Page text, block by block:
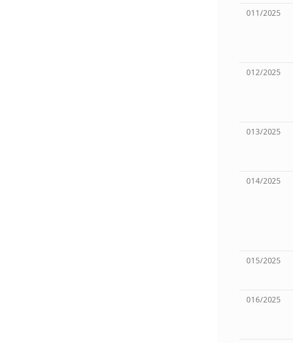
011/2025
012/2025
013/2025
014/2025
015/2025
016/2025